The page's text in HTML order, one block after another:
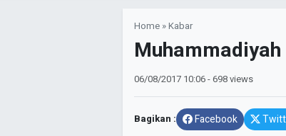
Home »Kabar
06/08/2017 10:06- 698 views
Bagikan : Facebook